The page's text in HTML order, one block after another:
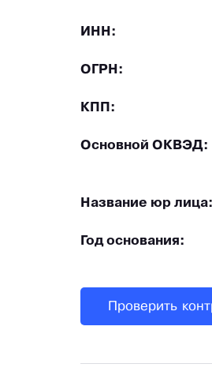
ИНН:
ОГРН:
КПП:
Основной ОКВЭД:
Название юр лица:
Год основания:
Проверить